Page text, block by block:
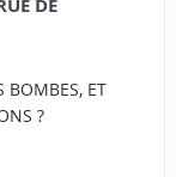
BOMBES, ET
?